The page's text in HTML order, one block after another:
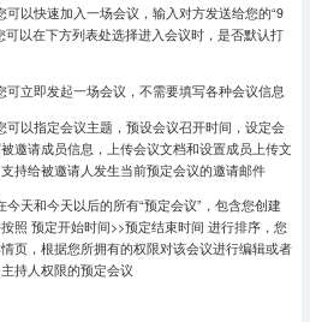
以快速加入一场会议，输入对方发送给您的“9
以在下方列表处选择进入会议时，是否默认打
立即发起一场会议，不需要填写各种会议信息
可以指定会议主题，预设会议召开时间，设定会
邀请成员信息，上传会议文档和设置成员上传文
持给被邀请人发生当前预定会议的邀请邮件
天和今天以后的所有“预定会议”，包含您创建
照 预定开始时间>>预定结束时间 进行排序，您
页，根据您所拥有的权限对该会议进行编辑或者
持人权限的预定会议